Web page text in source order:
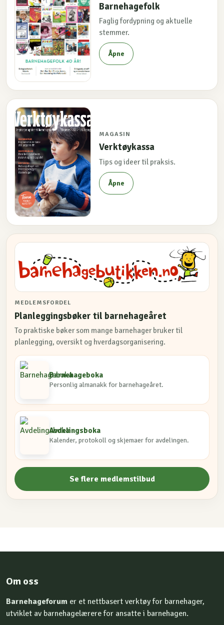
Barnehagefolk
Faglig fordypning og aktuelle
stemmer.
Åpne
MAGASIN
Verktøykassa
Tips og ideer til praksis.
Åpne
MEDLEMSFORDEL
Planleggingsbøker til barnehageåret
To praktiske bøker som mange barnehager bruker til
planlegging, oversikt og hverdagsorganisering.
Barnehageboka
Personlig almanakk for barnehageåret.
Avdelingsboka
Kalender, protokoll og skjemaer for avdelingen.
Se flere medlemstilbud
Om oss
Barnehageforum er et nettbasert verktøy for barnehager,
utviklet av barnehagelærere for ansatte i barnehagen.